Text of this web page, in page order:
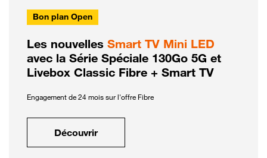
Bon plan Open
Les nouvelles Smart TV Mini LED
avec la Série Spéciale 130Go 5G et
Livebox Classic Fibre + Smart TV
Engagement de 24 mois sur l'offre Fibre
Découvrir